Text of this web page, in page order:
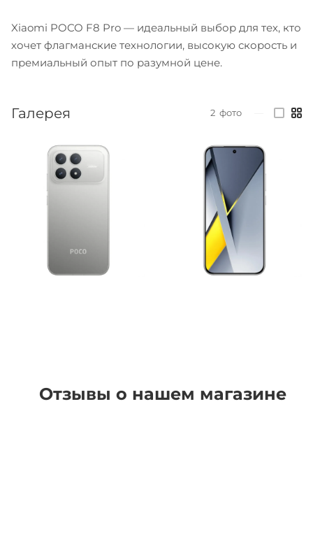
Xiaomi POCO F8 Pro — идеальный выбор для тех, кто
хочет флагманские технологии, высокую скорость и
премиальный опыт по разумной цене.
Галерея 2 фото
Отзывы о нашем магазине